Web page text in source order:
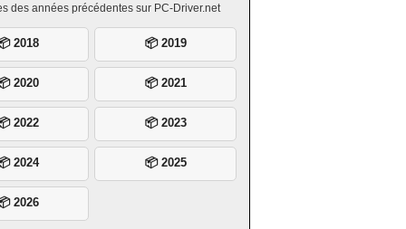
des années précédentes sur PC-Driver.net
2018 📦 2019
2020 📦 2021
2022 📦 2023
2024 📦 2025
2026